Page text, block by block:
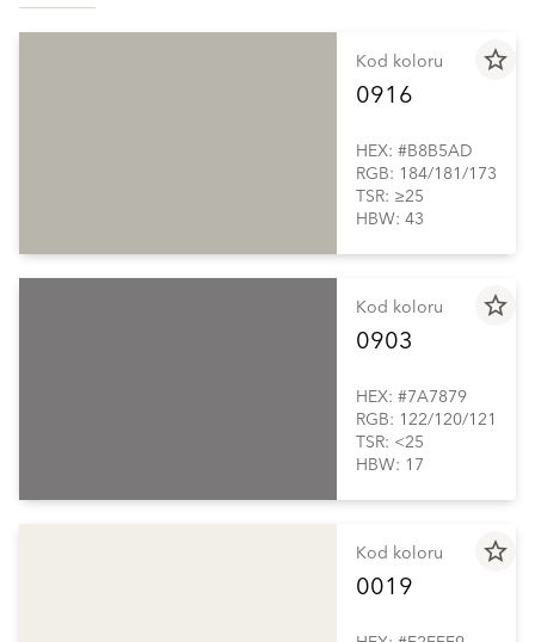
star_border
Kod koloru
0916
HEX: #B8B5AD
RGB: 184/181/173
TSR: ≥25
HBW: 43
star_border
Kod koloru
0903
HEX: #7A7879
RGB: 122/120/121
TSR: <25
HBW: 17
star_border
Kod koloru
0019